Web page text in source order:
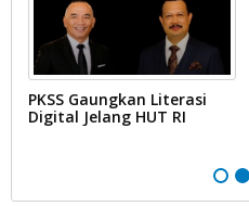
PKSS Gaungkan Literasi
Digital Jelang HUT RI